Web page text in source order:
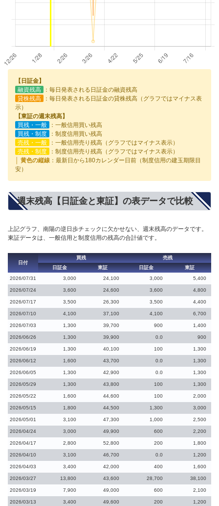
【日証金】
融資残高
：毎日発表される日証金の融資残高
貸株残高
：毎日発表される日証金の貸株残高（グラフではマイナス表
示）
【東証の週末残高】
買残・一般
：一般信用買い残高
買残・制度
：制度信用買い残高
売残・一般
：一般信用売り残高（グラフではマイナス表示）
売残・制度
：制度信用売り残高（グラフではマイナス表示）
│ 黄色の縦線 ：最新日から180カレンダー日前（制度信用の建玉期限目
安）
週末残高【日証金と東証】の表データで比較
上記グラフ、南陽の逆日歩チェックに欠かせない、週末残高のデータです。
東証データは、一般信用と制度信用の残高の合計値です。
日付
買残
売残
日証金
東証 日証金
東証
2026/07/31
3,000 24,100 3,000 5,400
2026/07/24 3,600 24,600 3,600 4,800
2026/07/17 3,500 26,300 3,500 4,400
2026/07/10 4,100 37,100 4,100 6,700
2026/07/03 1,300 39,700 900 1,400
2026/06/26 1,300 39,900 0.0 900
2026/06/19 1,300 40,100 100 1,300
2026/06/12 1,600 43,700 0.0 1,300
2026/06/05 1,300 42,900 0.0 1,300
2026/05/29 1,300 43,800 100 1,300
2026/05/22 1,600 44,600 100 2,000
2026/05/15 1,800 44,500 1,300 3,000
2026/05/01 3,100 47,300 1,000 2,500
2026/04/24 3,000 49,900 600 2,200
2026/04/17 2,800 52,800 200 1,800
2026/04/10 3,100 46,700 0.0 1,200
2026/04/03 3,400 42,000 400 1,600
2026/03/27 13,800 43,600 28,700 38,100
2026/03/19 7,900 49,000 600 2,100
2026/03/13 3,400 49,600 200 1,200